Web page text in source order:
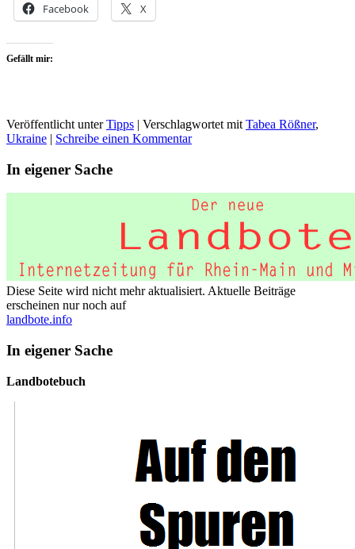
Facebook X
Gefällt mir:
Veröffentlicht unter Tipps | Verschlagwortet mit Tabea Rößner,
Ukraine | Schreibe einen Kommentar
In eigener Sache
Diese Seite wird nicht mehr aktualisiert. Aktuelle Beiträge
erscheinen nur noch auf
landbote.info
In eigener Sache
Landbotebuch